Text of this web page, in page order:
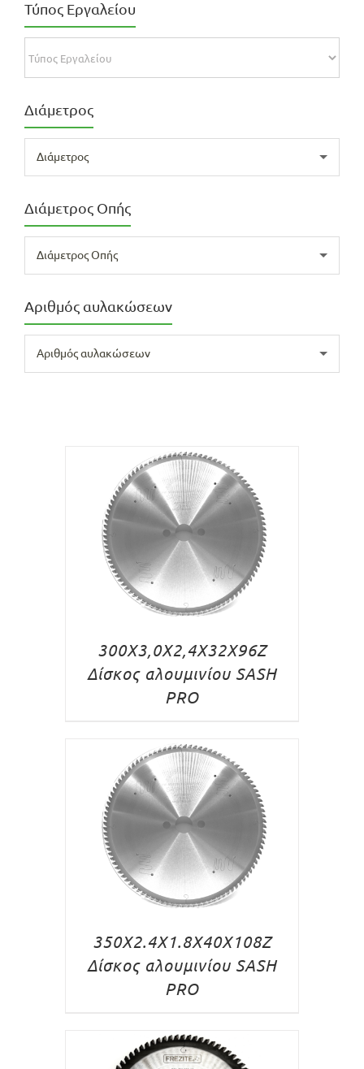
Τύπος Εργαλείου
Διάμετρος
Διάμετρος
Διάμετρος Οπής
Διάμετρος Οπής
Αριθμός αυλακώσεων
Αριθμός αυλακώσεων
300Χ3,0Χ2,4X32X96Z
Δίσκος αλουμινίου SASH
PRO
350X2.4X1.8X40X108Z
Δίσκος αλουμινίου SASH
PRO